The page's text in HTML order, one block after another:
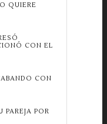
QUIERE
CON EL
CON
PAREJA POR